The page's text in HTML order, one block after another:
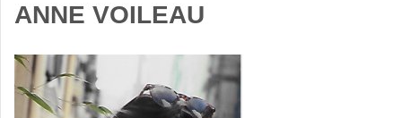
ANNE VOILEAU